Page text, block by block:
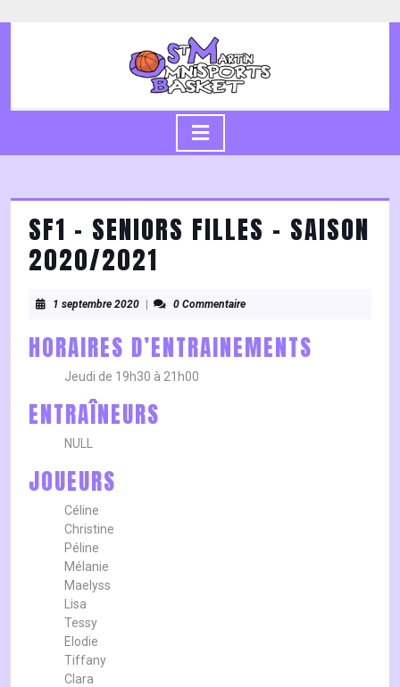
to
SF1 – SENIORS FILLES – SAISON
2020/2021
1 septembre 20201
2020
0 Commentaire
HORAIRES D’ENTRAINEMENTS
Jeudi de 19h30 à 21h00
ENTRAÎNEURS
NULL
JOUEURS
Céline
Christine
Péline
Mélanie
Maelyss
Lisa
Tessy
Elodie
Tiffany
Clara